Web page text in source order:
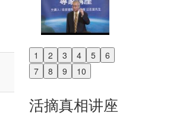
1 2 3 4 5
6
7
8 9 10
Previous
Next
活摘真相讲座